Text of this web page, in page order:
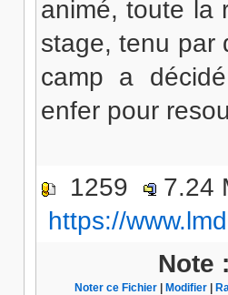
animé, toute la
stage, tenu par
camp a
enfer pour
1259
https://
Note
Noter ce Fichier Modifier